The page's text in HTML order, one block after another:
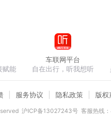
赋能
车联网平台
自在出行，听我想听
服务协议 隐私政策 版权
沪ICP备13027243号 客服热线